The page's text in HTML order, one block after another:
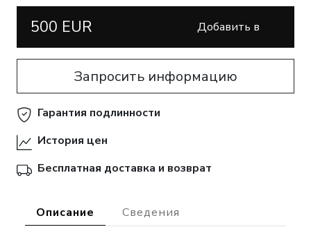
500 EUR Добавить в
корзину
Запросить информацию
Гарантия подлинности
История цен
Бесплатная доставка и возврат
Описание Сведения